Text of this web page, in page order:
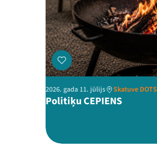
2026. gada 11. jūlijs Skatuve DOTS
Politiķu CEPIENS